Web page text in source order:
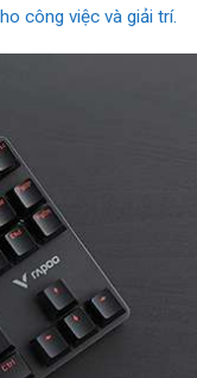
công việc và giải trí.